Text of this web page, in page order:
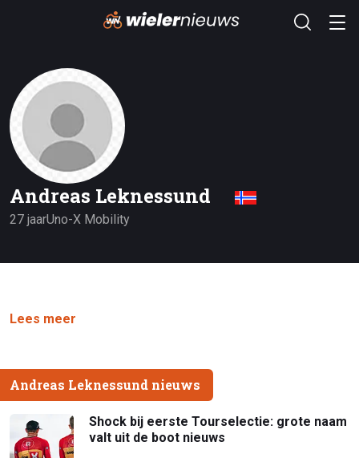
Andreas Leknessund
27 jaarUno-X Mobility
Lees meer
Andreas Leknessund nieuws
Shock bij eerste Tourselectie: grote naam
valt uit de boot nieuws